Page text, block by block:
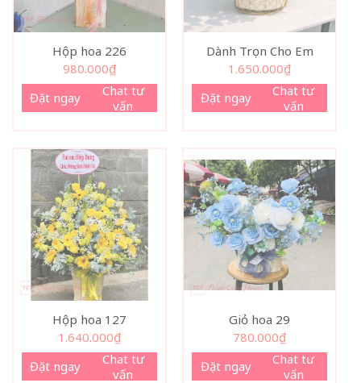
Hộp hoa 226
980.000₫
Đặt ngay
Chat tư
vấn
Dành Trọn Cho Em
1.650.000₫
Đặt ngay
Chat tư
vấn
Hộp hoa 127
1.640.000₫
Đặt ngay
Chat tư
vấn
Giỏ hoa 29
780.000₫
Đặt ngay
Chat tư
vấn